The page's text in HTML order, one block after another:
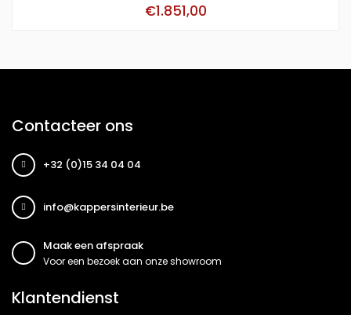
€1.851,00
Contacteer ons
+32 (0)15 34 04 04
info@kappersinterieur.be
Maak een afspraak
Voor een bezoek aan onze showroom
Klantendienst